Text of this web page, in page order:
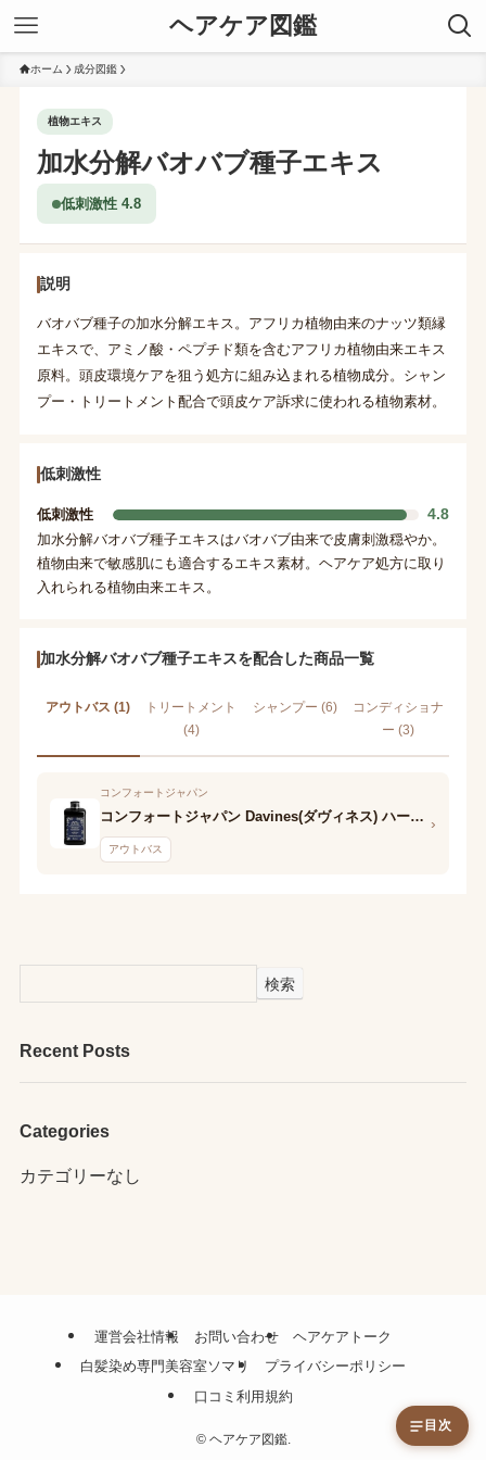
ヘアケア図鑑
ホーム 成分図鑑
植物エキス
加水分解バオバブ種子エキス
低刺激性 4.8
説明
バオバブ種子の加水分解エキス。アフリカ植物由来のナッツ類縁
エキスで、アミノ酸・ペプチド類を含むアフリカ植物由来エキス
原料。頭皮環境ケアを狙う処方に組み込まれる植物成分。シャン
プー・トリートメント配合で頭皮ケア訴求に使われる植物素材。
低刺激性
低刺激性 4.8
加水分解バオバブ種子エキスはバオバブ由来で皮膚刺激穏やか。
植物由来で敏感肌にも適合するエキス素材。ヘアケア処方に取り
入れられる植物由来エキス。
加水分解バオバブ種子エキスを配合した商品一覧
アウトバス (1)
トリートメント
(4)
シャンプー (6)
コンディショナ
ー (3)
コンフォートジャパン
コンフォートジャパン Davines(ダヴィネス) ハートオブグラス シアー ミルク
アウトバス
›
検索
Recent Posts
Categories
カテゴリーなし
運営会社情報 お問い合わせ
ヘアケアトーク
白髪染め専門美容室ソマリ
プライバシーポリシー
口コミ利用規約
©ヘアケア図鑑.
目次